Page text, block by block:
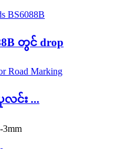
တွင် drop
လင်း ...